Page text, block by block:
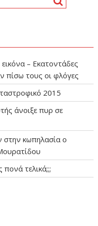
– Εκατοντάδες
πίσω τους οι φλόγες
2015
άνοιξε πυρ σε
κωπηλασία ο
πονά τελικά;;;